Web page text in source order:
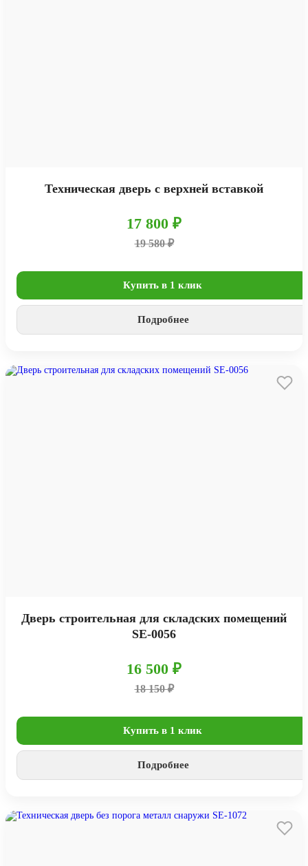
Техническая дверь с верхней вставкой
17 800 ₽
19 580 ₽
Купить в 1 клик
Подробнее
Дверь строительная для складских помещений
SE-0056
16 500 ₽
18 150 ₽
Купить в 1 клик
Подробнее